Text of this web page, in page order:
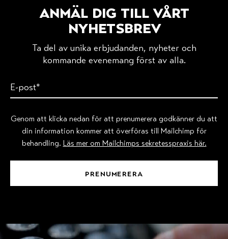
anmäl dig till vårt
nyhetsbrev
Ta del av unika erbjudanden, nyheter och
kommande evenemang först av alla.
Genom att klicka nedan för att prenumerera godkänner du att
din information kommer att överföras till Mailchimp för
behandling. Läs mer om Mailchimps sekretesspraxis här.